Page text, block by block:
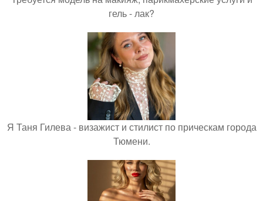
гель - лак?
Я Таня Гилева - визажист и стилист по прическам города
Тюмени.